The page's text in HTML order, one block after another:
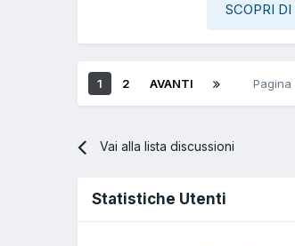
SCOPRI DI
1 2 AVANTI Pagina
Vai alla lista discussioni
Statistiche Utenti